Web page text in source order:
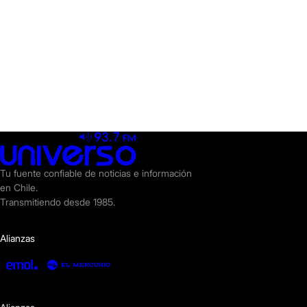
Tu fuente confiable de noticias e información
en Chile.
Transmitiendo desde 1985.
Alianzas